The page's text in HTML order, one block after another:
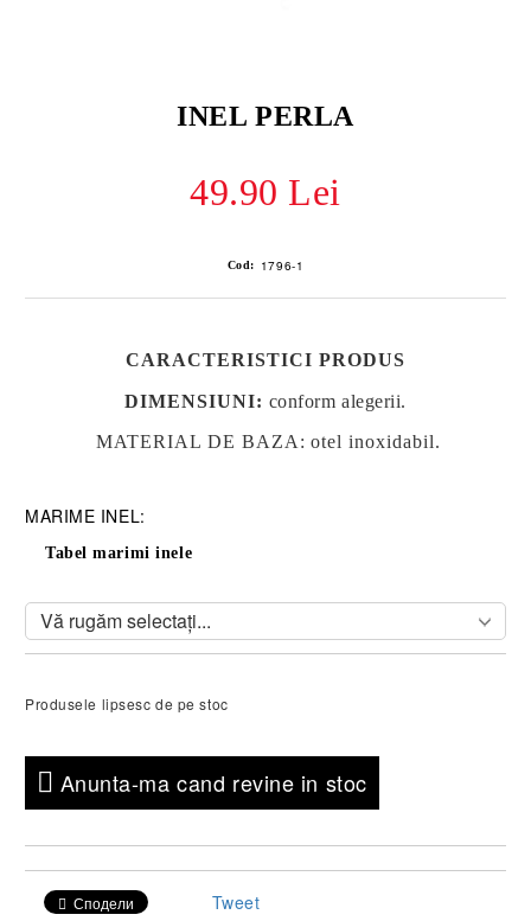
INEL PERLA
49.90 Lei
Cod: 1796-1
CARACTERISTICI PRODUS
DIMENSIUNI: conform alegerii.
MATERIAL DE BAZA: otel inoxidabil.
MARIME INEL:
Tabel marimi inele
Produsele lipsesc de pe stoc
Anunta-ma cand revine in stoc
Сподели Tweet